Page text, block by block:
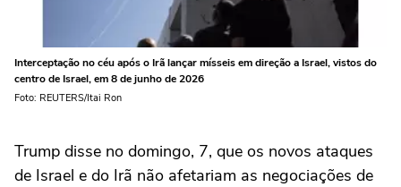
Interceptação no céu após o Irã lançar mísseis em direção a Israel, vistos do
centro de Israel, em 8 de junho de 2026
Foto: REUTERS/Itai Ron
Trump disse no domingo, 7, que os novos ataques
de Israel e do Irã não afetariam as negociações de